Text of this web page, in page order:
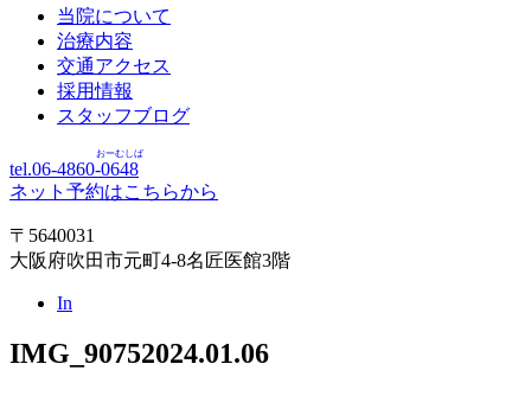
当院について
治療内容
交通アクセス
採用情報
スタッフブログ
tel.06-4860-0648
おーむしば
ネット予約はこちらから
〒5640031
大阪府吹田市元町4-8名匠医館3階
In
IMG_90752024.01.06